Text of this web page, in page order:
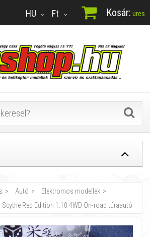
Ft
HU Kosár: üres
Autó
Elektromos modellek
Scythe Red Edition 1:10 4WD On-road túraautó